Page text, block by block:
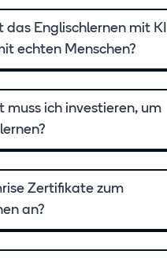
das Englischlernen mit KI
echten Menschen?
muss ich investieren, um
Zertifikate zum
an?